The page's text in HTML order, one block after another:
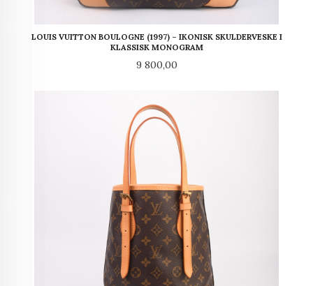
LOUIS VUITTON BOULOGNE (1997) – IKONISK SKULDERVESKE I
KLASSISK MONOGRAM
Pris
9 800,00